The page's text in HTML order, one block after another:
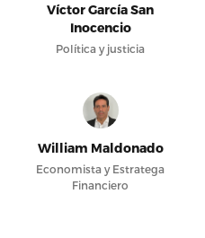
Víctor García San
Inocencio
Política y justicia
William Maldonado
Economista y Estratega
Financiero